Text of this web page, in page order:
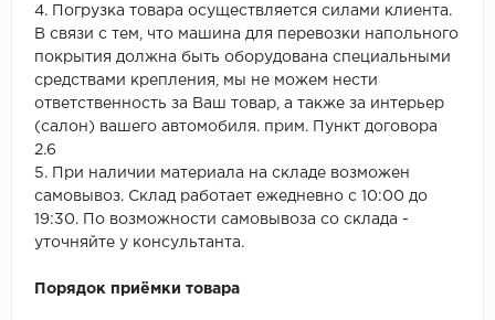
4. Погрузка товара осуществляется силами клиента.
В связи с тем, что машина для перевозки напольного
покрытия должна быть оборудована специальными
средствами крепления, мы не можем нести
ответственность за Ваш товар, а также за интерьер
(салон) вашего автомобиля. прим. Пункт договора
2.6
5. При наличии материала на складе возможен
самовывоз. Склад работает ежедневно с 10:00 до
19:30. По возможности самовывоза со склада -
уточняйте у консультанта.
Порядок приёмки товара